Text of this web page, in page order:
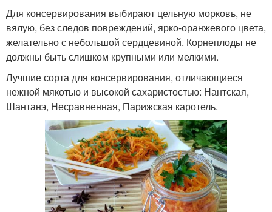
Для консервирования выбирают цельную морковь, не
вялую, без следов повреждений, ярко-оранжевого цвета,
желательно с небольшой сердцевиной. Корнеплоды не
должны быть слишком крупными или мелкими.
Лучшие сорта для консервирования, отличающиеся
нежной мякотью и высокой сахаристостью: Нантская,
Шантанэ, Несравненная, Парижская каротель.